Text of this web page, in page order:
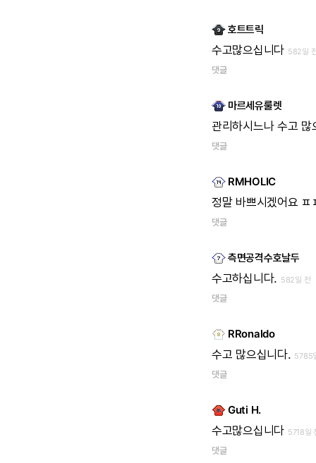
호트트릭
수고많으십니다 582일
댓글
마르세유룰렛
관리하시느나 수고 많
댓글
RMHOLIC
정말 바쁘시겠어요 ㅍ
댓글
측면공격수호날두
수고하십니다. 582일 전
댓글
RRonaldo
수고 많으십니다. 5785
댓글
Guti H.
수고많으십니다 5718일
댓글